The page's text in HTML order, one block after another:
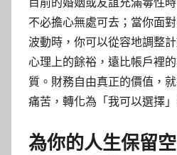
目前的婚姻或友誼充滿毒性
不必擔心無處可去；當你面
波動時，你可以從容地調整
心理上的餘裕，遠比帳戶裡
質。財務自由真正的價值，
痛苦，轉化為「我可以選擇」
為你的人生保留